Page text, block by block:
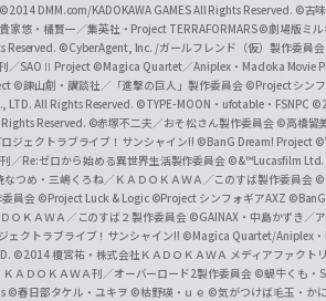
©2014 DMM.com/KADOKAWA GAMES All Rights Reserved. ©古
家悠・橘賢一／集英社・Project TERRAFORMARS©劇場版ミル
Reserved. ©CyberAgent, Inc. /ガールフレンド（仮）製作委員会
／SAOⅡ Project ©Magica Quartet／Aniplex・Madoka Movie
©諫山創・講談社／「進撃の巨人」製作委員会 ©Project シン
LTD. All Rights Reserved. ©TYPE-MOON・ufotable・FSNPC
Reserved. ©赤塚不二夫／おそ松さん製作委員会 ©高橋留
ジェクトラブライブ！サンシャイン!! ©BanG Dream! Project
／Re:ゼロから始める異世界生活製作委員会 ©&™Lucasfilm Ltd.
つめ・三嶋くろね／ＫＡＤＯＫＡＷＡ／このすば製作委員会 ©
員会 ©Project Luck & Logic ©Project シンフォギアAXZ
ＯＫＡＷＡ／このすば２製作委員会 ©GAINAX・中島かずき／
ェクトラブライブ！サンシャイン!! ©Magica Quartet/Aniplex
©2014 榎宮祐・株式会社ＫＡＤＯＫＡＷＡ メディアファクト
ＡＤＯＫＡＷＡ刊／オーバーロード2製作委員会 ©蝸牛くも・
©春日部タケル・ユキヲ ©枯野瑛・ｕｅ ©気がつけば毛玉・か